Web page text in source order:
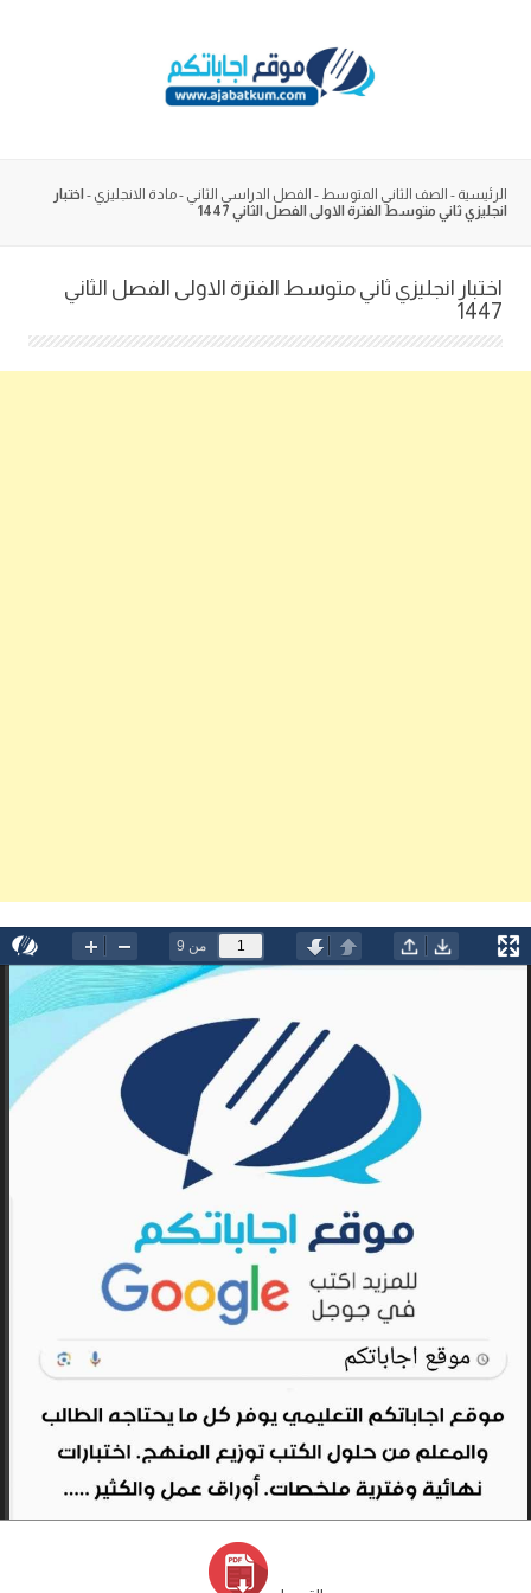
الرئيسية - الصف الثاني المتوسط - الفصل الدراسي الثاني -مادة الانجليزي - اختبار
انجليزي ثاني متوسط الفترة الاولى الفصل الثاني 1447
اختبار انجليزي ثاني متوسط الفترة الاولى الفصل الثاني
1447